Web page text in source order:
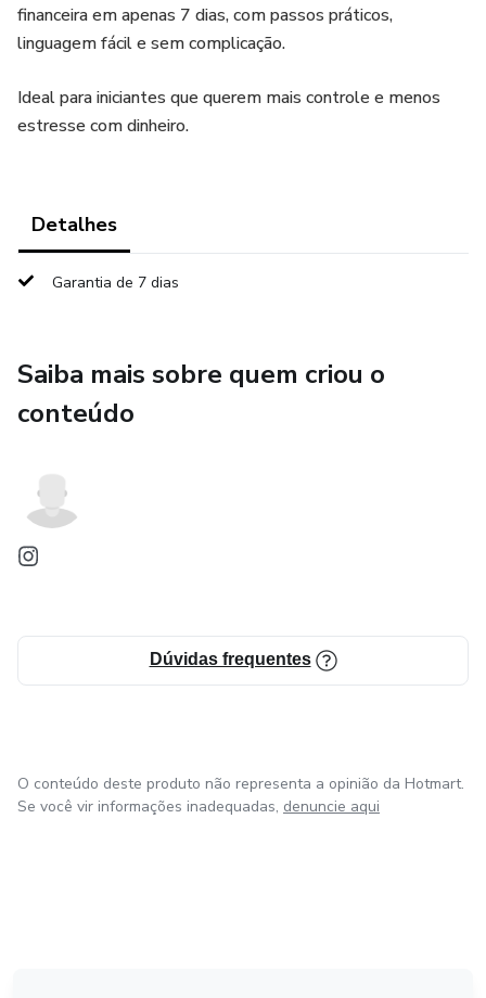
financeira em apenas 7 dias, com passos práticos,
linguagem fácil e sem complicação.
Ideal para iniciantes que querem mais controle e menos
estresse com dinheiro.
Detalhes
Garantia de 7 dias
Saiba mais sobre quem criou o
conteúdo
Dúvidas frequentes
O conteúdo deste produto não representa a opinião da Hotmart.
Se você vir informações inadequadas, denuncie aqui